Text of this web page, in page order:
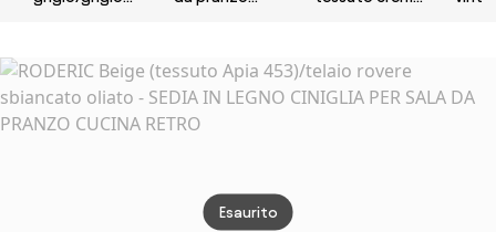
Esaurito